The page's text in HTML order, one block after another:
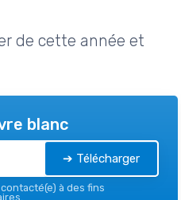
de cette année et
blanc
➔ Télécharger
à des fins